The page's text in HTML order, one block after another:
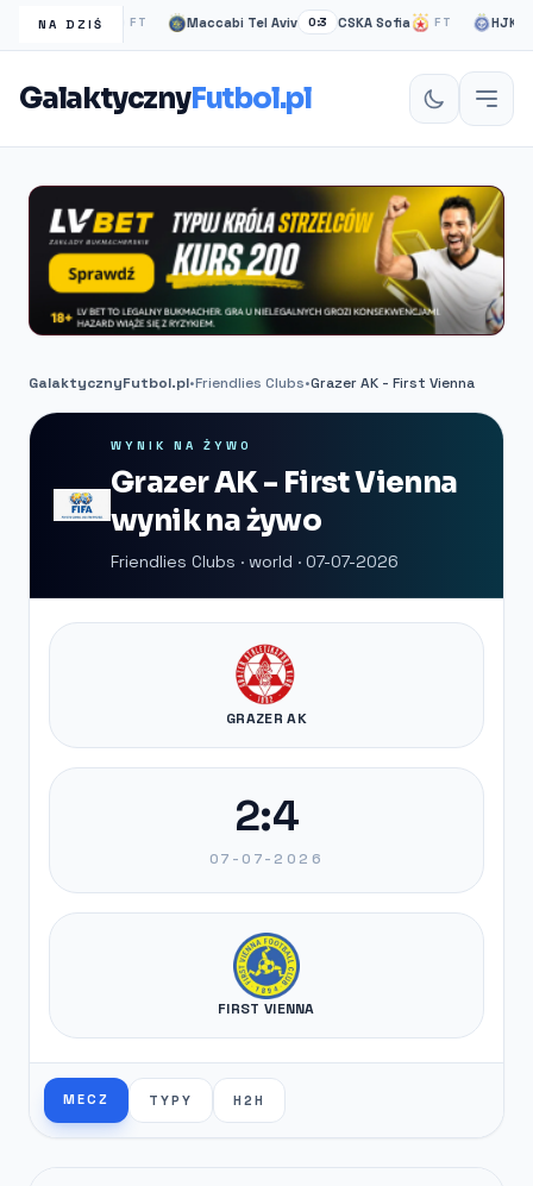
NA DZIŚ
Rangers FT Maccabi Tel Aviv 0:3 CSKA Sofia FT HJK
GalaktycznyFutbol.pl
GalaktycznyFutbol.pl•Friendlies Clubs•Grazer AK - First Vienna
WYNIK NA ŻYWO
Grazer AK - First Vienna
wynik na żywo
Friendlies Clubs · world · 07-07-2026
GRAZER AK
2:4
07-07-2026
FIRST VIENNA
MECZ TYPY H2H